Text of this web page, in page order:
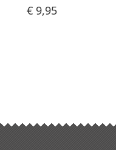
Prijs
€ 9,95